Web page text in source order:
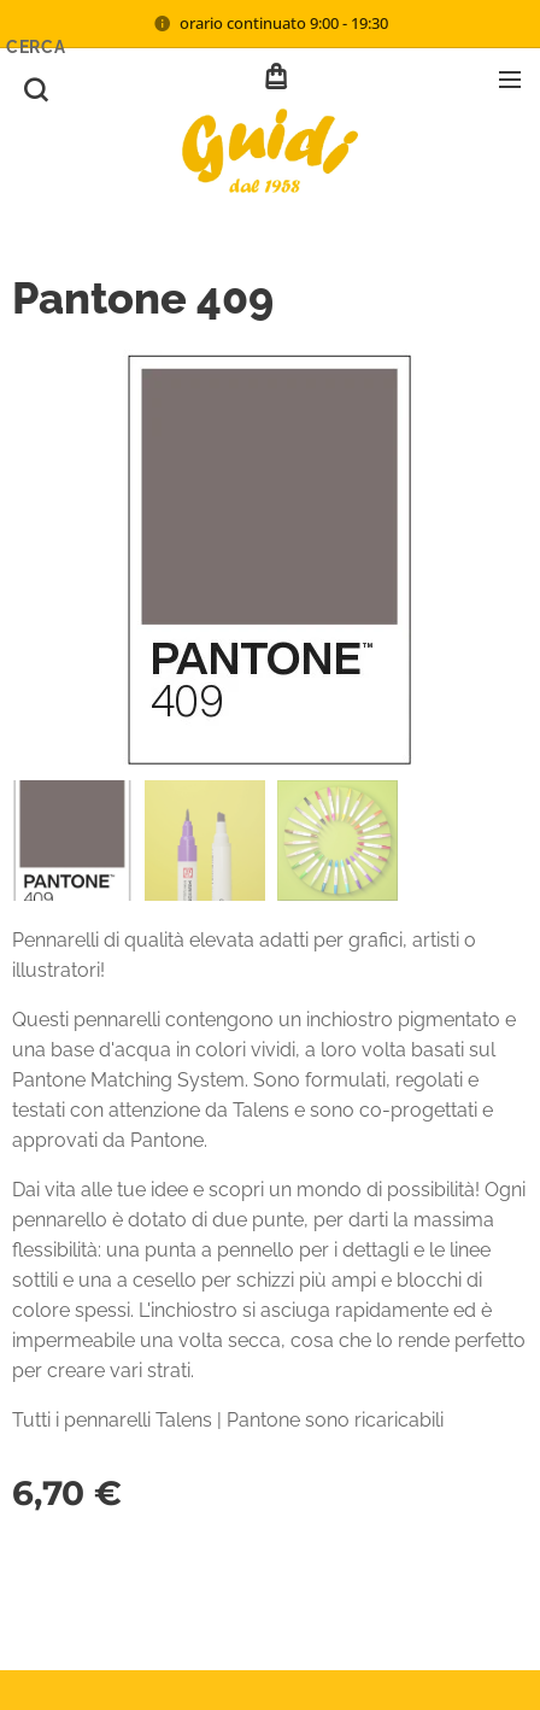
orario continuato 9:00 - 19:30
CERCA
Pantone 409
Pennarelli di qualità elevata adatti per grafici, artisti o
illustratori!
Questi pennarelli contengono un inchiostro pigmentato e
una base d'acqua in colori vividi, a loro volta basati sul
Pantone Matching System. Sono formulati, regolati e
testati con attenzione da Talens e sono co-progettati e
approvati da Pantone.
Dai vita alle tue idee e scopri un mondo di possibilità! Ogni
pennarello è dotato di due punte, per darti la massima
flessibilità: una punta a pennello per i dettagli e le linee
sottili e una a cesello per schizzi più ampi e blocchi di
colore spessi. L'inchiostro si asciuga rapidamente ed è
impermeabile una volta secca, cosa che lo rende perfetto
per creare vari strati.
Tutti i pennarelli Talens | Pantone sono ricaricabili
6,70 €